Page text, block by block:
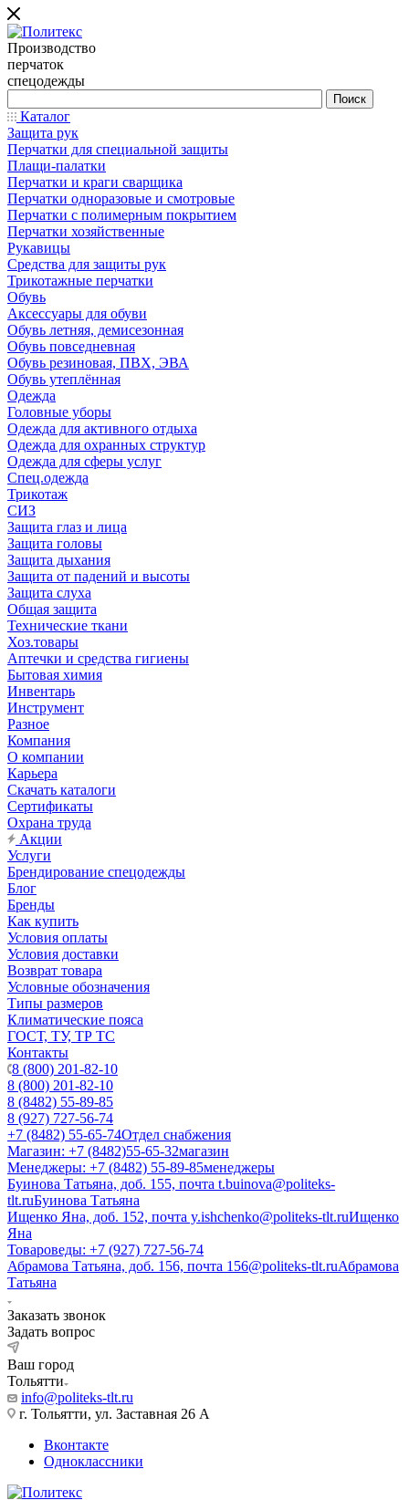
Производство
перчаток
спецодежды
Каталог
Защита рук
Перчатки для специальной защиты
Плащи-палатки
Перчатки и краги сварщика
Перчатки одноразовые и смотровые
Перчатки с полимерным покрытием
Перчатки хозяйственные
Рукавицы
Средства для защиты рук
Трикотажные перчатки
Обувь
Аксессуары для обуви
Обувь летняя, демисезонная
Обувь повседневная
Обувь резиновая, ПВХ, ЭВА
Обувь утеплённая
Одежда
Головные уборы
Одежда для активного отдыха
Одежда для охранных структур
Одежда для сферы услуг
Спец.одежда
Трикотаж
СИЗ
Защита глаз и лица
Защита головы
Защита дыхания
Защита от падений и высоты
Защита слуха
Общая защита
Технические ткани
Хоз.товары
Аптечки и средства гигиены
Бытовая химия
Инвентарь
Инструмент
Разное
Компания
О компании
Карьера
Cкачать каталоги
Сертификаты
Охрана труда
Акции
Услуги
Брендирование спецодежды
Блог
Бренды
Как купить
Условия оплаты
Условия доставки
Возврат товара
Условные обозначения
Типы размеров
Климатические пояса
ГОСТ, ТУ, ТР ТС
Контакты
8 (800) 201-82-10
8 (800) 201-82-10
8 (8482) 55-89-85
8 (927) 727-56-74
+7 (8482) 55-65-74Отдел снабжения
Магазин: +7 (8482)55-65-32магазин
Менеджеры: +7 (8482) 55-89-85менеджеры
Буинова Татьяна, доб. 155, почта t.buinova@politeks-
tlt.ruБуинова Татьяна
Ищенко Яна, доб. 152, почта y.ishchenko@politeks-tlt.ruИщенко
Яна
Товароведы: +7 (927) 727-56-74
Абрамова Татьяна, доб. 156, почта 156@politeks-tlt.ruАбрамова
Татьяна
Заказать звонок
Задать вопрос
Ваш город
Тольятти
info@politeks-tlt.ru
г. Тольятти, ул. Заставная 26 А
Вконтакте
Одноклассники